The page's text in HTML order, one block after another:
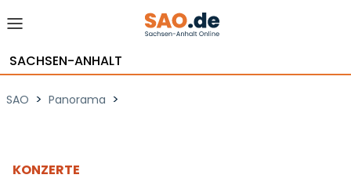
SACHSEN-ANHALT
SAO > Panorama >
KONZERTE